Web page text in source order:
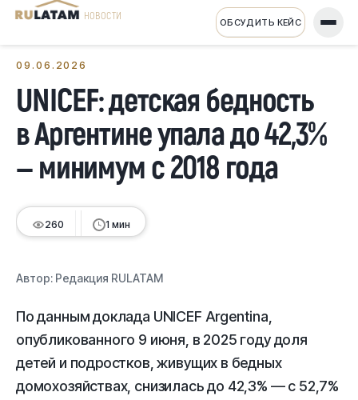
НОВОСТИ ОБСУДИТЬ КЕЙС
09.06.2026
UNICEF: детская бедность
в Аргентине упала до 42,3%
— минимум с 2018 года
260 1 мин
Автор: Редакция RULATAM
По данным доклада UNICEF Argentina,
опубликованного 9 июня, в 2025 году доля
детей и подростков, живущих в бедных
домохозяйствах, снизилась до 42,3% — с 52,7%